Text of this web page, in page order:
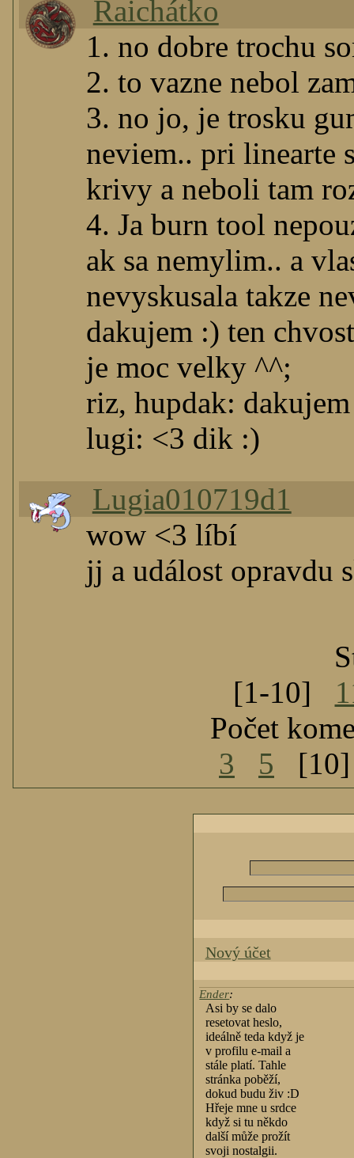
Raichátko
1. no dobre trochu
2. to vazne nebol
3. no jo, je trosku
neviem.. pri linearte
krivy a neboli tam
4. Ja burn tool
ak sa nemylim.. a
nevyskusala takze
dakujem :) ten
je moc velky ^^;
riz, hupdak:
lugi: <3 dik :)
Lugia010719d1
wow <3 líbí
jj a událost opravdu
[1-10]
Počet
3
5
Nový účet
Ender:
Asi by se dalo
resetovat heslo,
ideálně teda když je
v profilu e-mail a
stále platí. Tahle
stránka poběží,
dokud budu živ :D
Hřeje mne u srdce
když si tu někdo
další může prožít
svoji nostalgii.